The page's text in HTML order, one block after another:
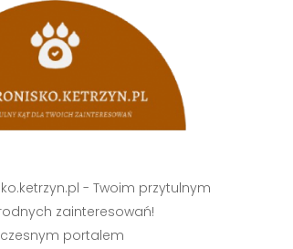
- Twoim przytulnym
zainteresowań!
portalem